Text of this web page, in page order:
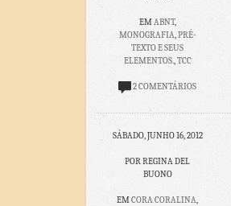
EMABNT,
MONOGRAFIA,PRÉ-
TEXTO E SEUS
ELEMENTOS.,TCC
2 COMENTÁRIOS
SÁBADO, JUNHO 16, 2012
POR REGINA DEL
BUONO
EMCORA CORALINA,